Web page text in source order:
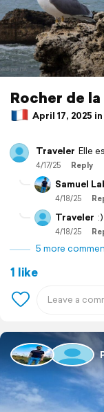
Rocher de
April 17, 2025 in
Traveler Elle
4/17/25 Reply
Samuel
4/18/25
Traveler :)
4/18/25
5 more
1 like